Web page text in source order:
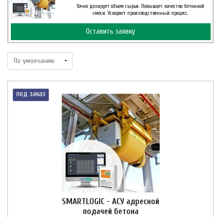
Точно дозирует объем сырья. Повышает качество бетонной
смеси. Ускоряет производственный процесс.
Оставить заявку
под заказ
SMARTLOGIC - АСУ адресной
подачей бетона